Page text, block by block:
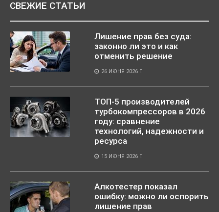
СВЕЖИЕ СТАТЬИ
Лишение прав без суда:
законно ли это и как
отменить решение
26 ИЮНЯ 2026 Г.
ТОП-5 производителей
турбокомпрессоров в 2026
году: сравнение
технологий, надежности и
ресурса
15 ИЮНЯ 2026 Г.
Алкотестер показал
ошибку: можно ли оспорить
лишение прав